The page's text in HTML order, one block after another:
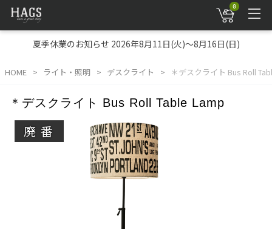
0
夏季休業のお知らせ 2026年8月11日(火)～8月16日(日)
HOME ライト・照明 デスクライト ＊デスクライト Bus Roll
＊デスクライト Bus Roll Table Lamp
廃番